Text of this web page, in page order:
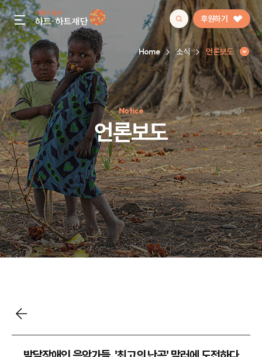
gnb menu open 후원하기
인기 키워드
#정기후원#하트플레이스#캠페인#팬덤후원
Home 소식 언론보도
Notice
언론보도
언론보도